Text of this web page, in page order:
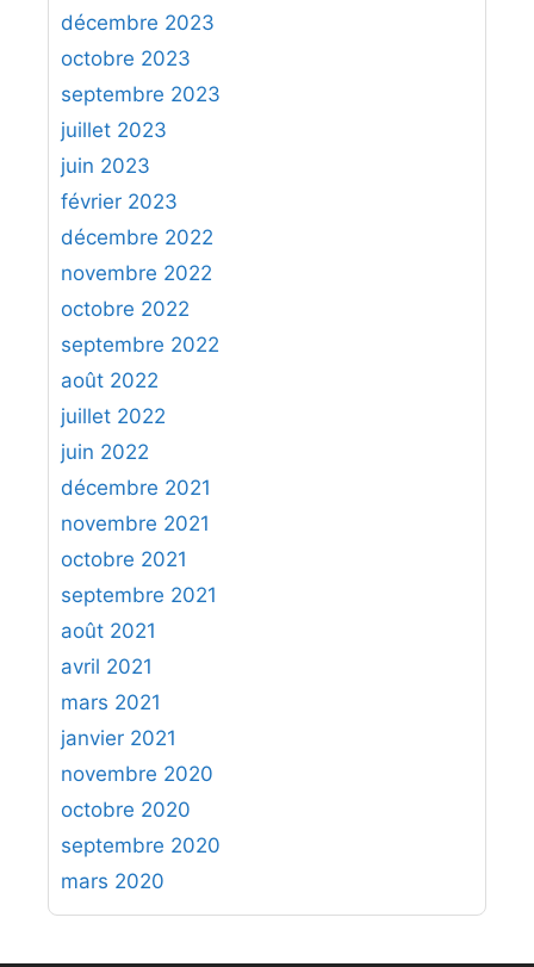
décembre 2023
octobre 2023
septembre 2023
juillet 2023
juin 2023
février 2023
décembre 2022
novembre 2022
octobre 2022
septembre 2022
août 2022
juillet 2022
juin 2022
décembre 2021
novembre 2021
octobre 2021
septembre 2021
août 2021
avril 2021
mars 2021
janvier 2021
novembre 2020
octobre 2020
septembre 2020
mars 2020